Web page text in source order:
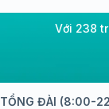
Với 238
TỔNG ĐÀI (8:00-